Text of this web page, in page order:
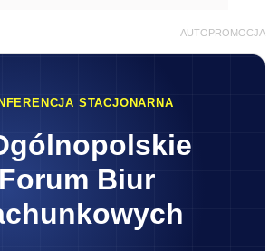
AUTOPROMOCJA
STACJONARNA
Forum Biur